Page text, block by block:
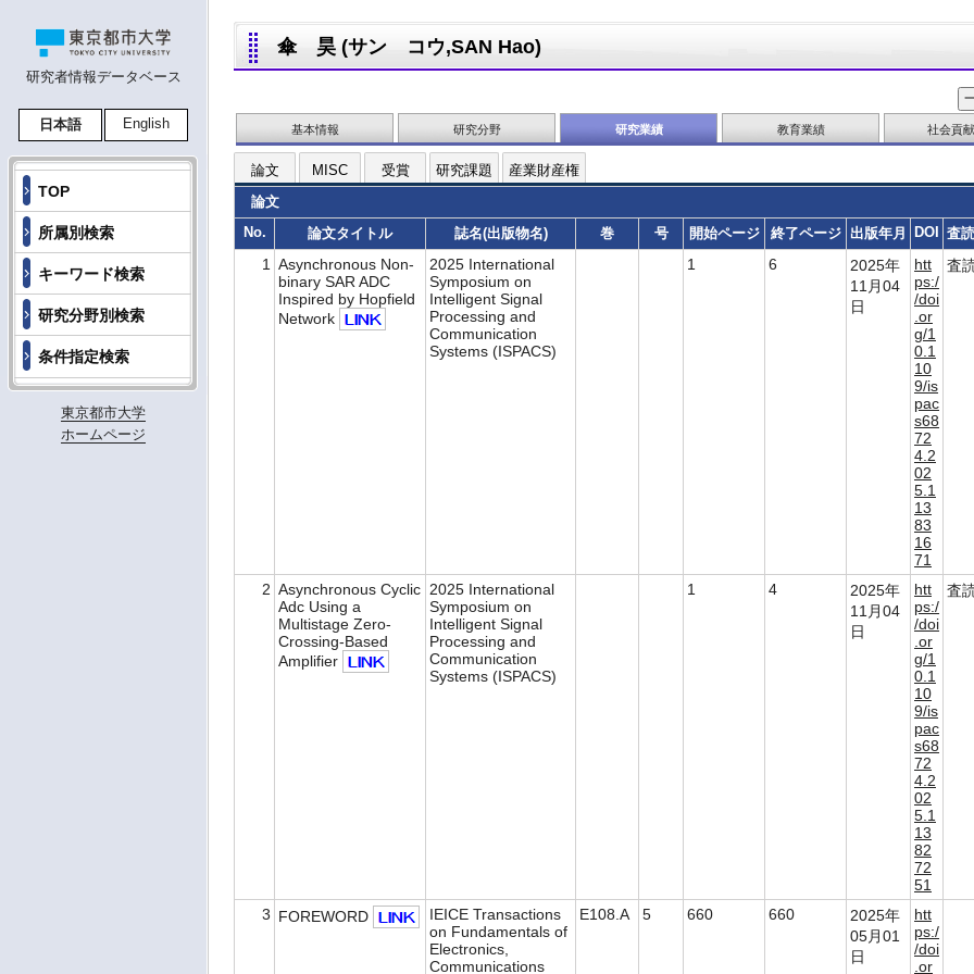
研究者情報データベース
日本語 English
TOP
所属別検索
キーワード検索
研究分野別検索
条件指定検索
東京都市大学
ホームページ
傘 昊 (サン コウ,SAN Hao)
基本情報 研究分野 研究業績 教育業績 社会貢
論文 MISC 受賞 研究課題
産業財産権
論文
No.
論文タイトル 誌名(出版物名) 巻 号 開始ページ 終了ページ 出版年月 DOI 査
1
Asynchronous Non-
binary SAR ADC
Inspired by Hopfield
Network
2025 International
Symposium on
Intelligent Signal
Processing and
Communication
Systems (ISPACS)
1 6
2025年
11月04
日
htt
ps:/
/doi
.or
g/1
0.1
10
9/is
pac
s68
72
4.2
02
5.1
13
83
16
71
査
2 Asynchronous Cyclic
Adc Using a
Multistage Zero-
Crossing-Based
Amplifier
2025 International
Symposium on
Intelligent Signal
Processing and
Communication
Systems (ISPACS)
1 4
2025年
11月04
日
htt
ps:/
/doi
.or
g/1
0.1
10
9/is
pac
s68
72
4.2
02
5.1
13
82
72
51
査
3 FOREWORD
IEICE Transactions
on Fundamentals of
Electronics,
Communications
E108.A 5 660 660
2025年
05月01
日
htt
ps:/
/doi
.or